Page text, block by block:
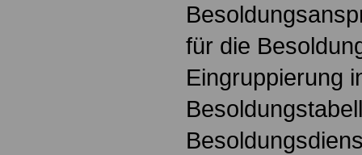
für die
Eingruppierung